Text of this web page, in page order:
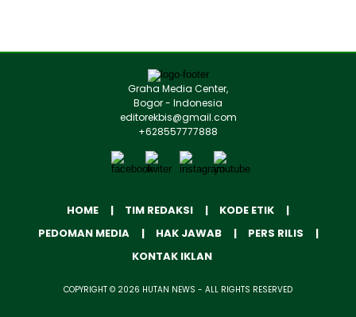
Graha Media Center,
Bogor - Indonesia
editorekbis@gmail.com
+628557777888
HOME TIM REDAKSI
KODE ETIK
PEDOMAN MEDIA
HAK JAWAB
PERS RILIS
KONTAK IKLAN
COPYRIGHT © 2026 HUTAN NEWS - ALL RIGHTS RESERVED